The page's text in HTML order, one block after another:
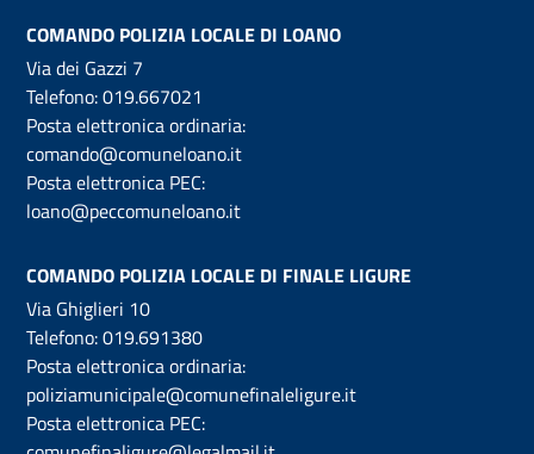
COMANDO POLIZIA LOCALE DI LOANO
Via dei Gazzi 7
Telefono:019.667021
Posta elettronica ordinaria:
comando@comuneloano.it
Posta elettronica PEC:
loano@peccomuneloano.it
COMANDO POLIZIA LOCALE DI FINALE LIGURE
Via Ghiglieri 10
Telefono:019.691380
Posta elettronica ordinaria:
poliziamunicipale@comunefinaleligure.it
Posta elettronica PEC: